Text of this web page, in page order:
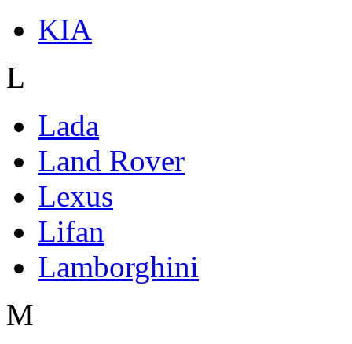
KIA
L
Lada
Land Rover
Lexus
Lifan
Lamborghini
M